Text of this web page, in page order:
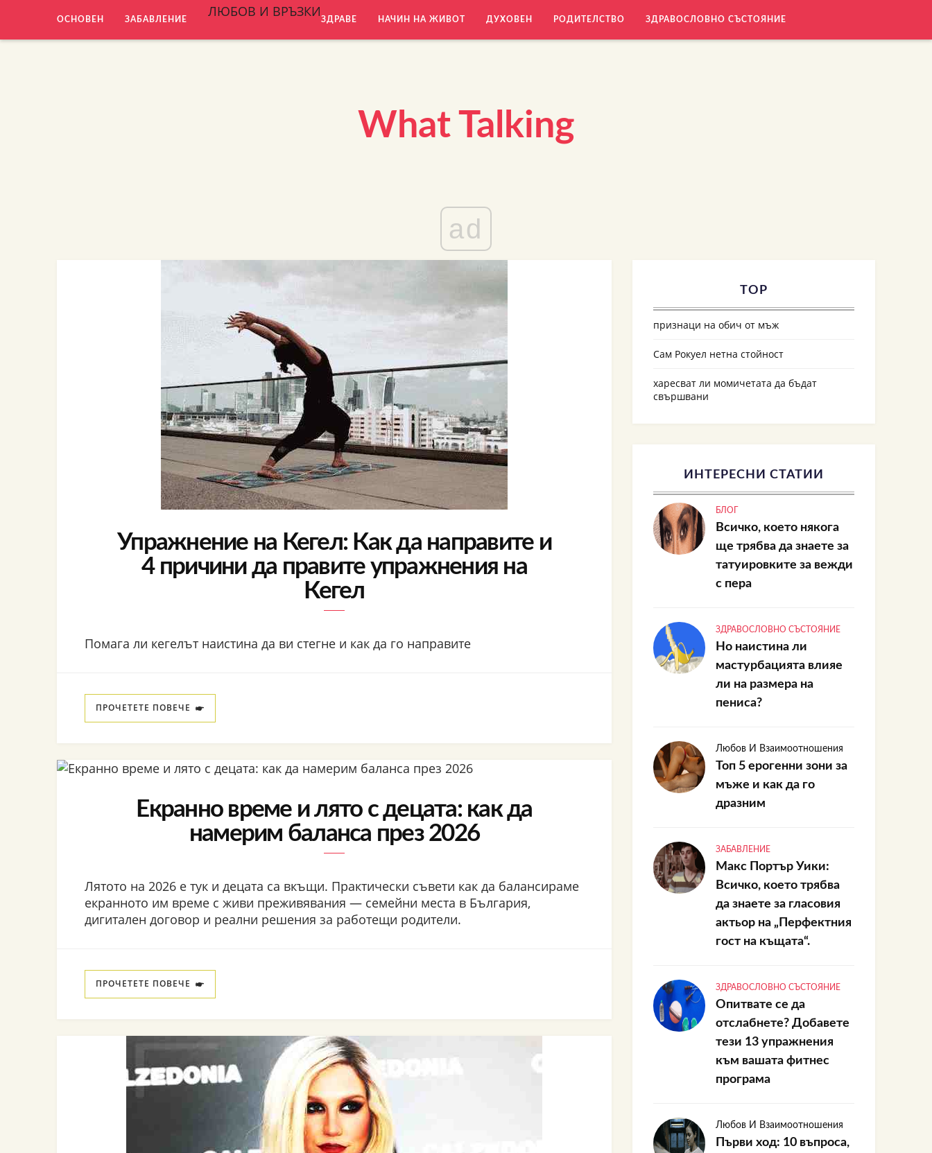
ОСНОВЕН ЗАБАВЛЕНИЕ ЛЮБОВ И ВРЪЗКИЗДРАВЕ НАЧИН НА ЖИВОТ ДУХОВЕН РОДИТЕЛСТВО ЗДРАВОСЛОВНО СЪСТОЯНИЕ
What Talking
ad
Упражнение на Кегел: Как да направите и
4 причини да правите упражнения на
Кегел
Помага ли кегелът наистина да ви стегне и как да го направите
ПРОЧЕТЕТЕ ПОВЕЧЕ
Екранно време и лято с децата: как да
намерим баланса през 2026
Лятото на 2026 е тук и децата са вкъщи. Практически съвети как да балансираме
екранното им време с живи преживявания — семейни места в България,
дигитален договор и реални решения за работещи родители.
ПРОЧЕТЕТЕ ПОВЕЧЕ
TOP
признаци на обич от мъж
Сам Рокуел нетна стойност
харесват ли момичетата да бъдат
свършвани
ИНТЕРЕСНИ СТАТИИ
БЛОГ
Всичко, което някога
ще трябва да знаете за
татуировките за вежди
с пера
ЗДРАВОСЛОВНО СЪСТОЯНИЕ
Но наистина ли
мастурбацията влияе
ли на размера на
пениса?
Любов И Взаимоотношения
Топ 5 ерогенни зони за
мъже и как да го
дразним
ЗАБАВЛЕНИЕ
Макс Портър Уики:
Всичко, което трябва
да знаете за гласовия
актьор на „Перфектния
гост на къщата“.
ЗДРАВОСЛОВНО СЪСТОЯНИЕ
Опитвате се да
отслабнете? Добавете
тези 13 упражнения
към вашата фитнес
програма
Любов И Взаимоотношения
Първи ход: 10 въпроса,